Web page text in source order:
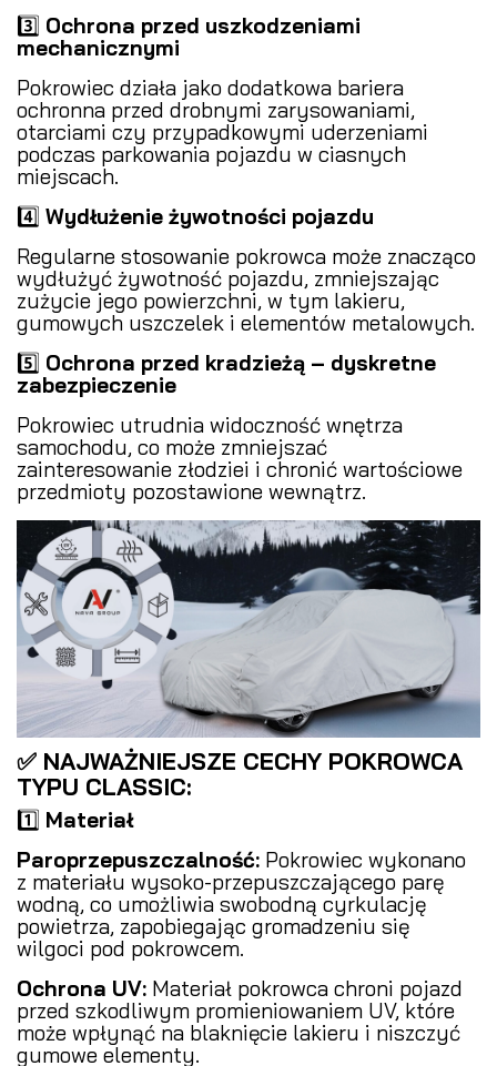
3️⃣ Ochrona przed uszkodzeniami
mechanicznymi
Pokrowiec działa jako dodatkowa bariera
ochronna przed drobnymi zarysowaniami,
otarciami czy przypadkowymi uderzeniami
podczas parkowania pojazdu w ciasnych
miejscach.
4️⃣ Wydłużenie żywotności pojazdu
Regularne stosowanie pokrowca może znacząco
wydłużyć żywotność pojazdu, zmniejszając
zużycie jego powierzchni, w tym lakieru,
gumowych uszczelek i elementów metalowych.
5️⃣ Ochrona przed kradzieżą – dyskretne
zabezpieczenie
Pokrowiec utrudnia widoczność wnętrza
samochodu, co może zmniejszać
zainteresowanie złodziei i chronić wartościowe
przedmioty pozostawione wewnątrz.
✅ NAJWAŻNIEJSZE CECHY POKROWCA
TYPU CLASSIC:
1️⃣ Materiał
Paroprzepuszczalność: Pokrowiec wykonano
z materiału wysoko-przepuszczającego parę
wodną, co umożliwia swobodną cyrkulację
powietrza, zapobiegając gromadzeniu się
wilgoci pod pokrowcem.
Ochrona UV: Materiał pokrowca chroni pojazd
przed szkodliwym promieniowaniem UV, które
może wpłynąć na blaknięcie lakieru i niszczyć
gumowe elementy.